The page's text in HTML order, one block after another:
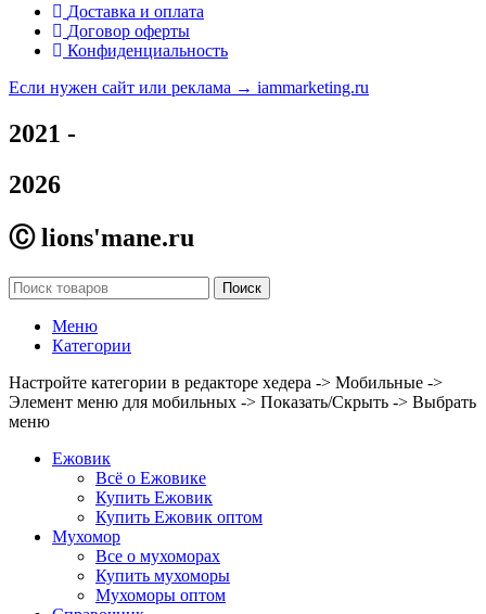
Доставка и оплата
Договор оферты
Конфиденциальность
Если нужен сайт или реклама → iammarketing.ru
2021 -
2026
Ⓒ lions'mane.ru
Поиск
Меню
Категории
Настройте категории в редакторе хедера -> Мобильные ->
Элемент меню для мобильных -> Показать/Скрыть -> Выбрать
меню
Ежовик
Всё о Ежовике
Купить Ежовик
Купить Ежовик оптом
Мухомор
Все о мухоморах
Купить мухоморы
Мухоморы оптом